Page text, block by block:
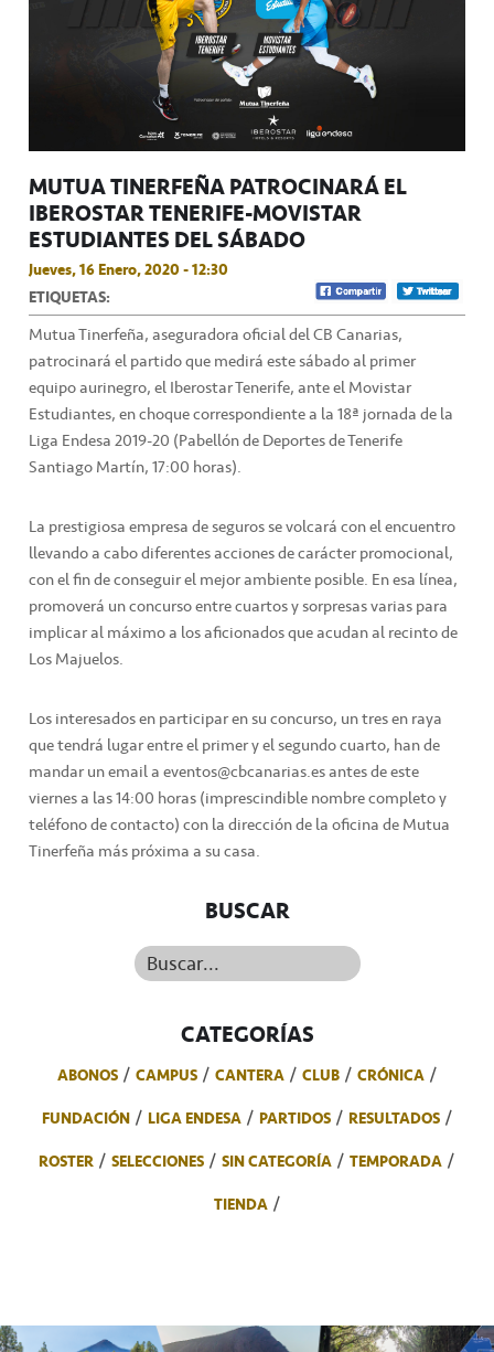
MUTUA TINERFEÑA PATROCINARÁ EL
IBEROSTAR TENERIFE-MOVISTAR
ESTUDIANTES DEL SÁBADO
Jueves, 16 Enero, 2020 - 12:30
ETIQUETAS:
Mutua Tinerfeña, aseguradora oficial del CB Canarias,
patrocinará el partido que medirá este sábado al primer
equipo aurinegro, el Iberostar Tenerife, ante el Movistar
Estudiantes, en choque correspondiente a la 18ª jornada de la
Liga Endesa 2019-20 (Pabellón de Deportes de Tenerife
Santiago Martín, 17:00 horas).
La prestigiosa empresa de seguros se volcará con el encuentro
llevando a cabo diferentes acciones de carácter promocional,
con el fin de conseguir el mejor ambiente posible. En esa línea,
promoverá un concurso entre cuartos y sorpresas varias para
implicar al máximo a los aficionados que acudan al recinto de
Los Majuelos.
Los interesados en participar en su concurso, un tres en raya
que tendrá lugar entre el primer y el segundo cuarto, han de
mandar un email a eventos@cbcanarias.es antes de este
viernes a las 14:00 horas (imprescindible nombre completo y
teléfono de contacto) con la dirección de la oficina de Mutua
Tinerfeña más próxima a su casa.
BUSCAR
Buscar...
CATEGORÍAS
ABONOS CAMPUS CANTERA CLUB
CRÓNICA
FUNDACIÓN
LIGA ENDESA PARTIDOS
RESULTADOS
ROSTER
SELECCIONES SIN CATEGORÍA
TEMPORADA
TIENDA